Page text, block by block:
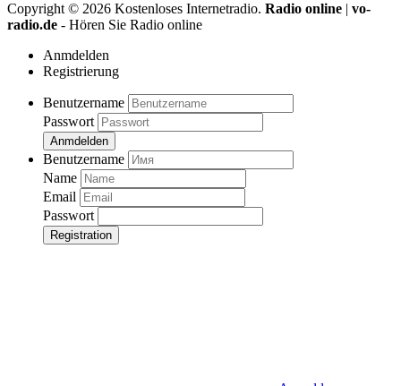
Copyright © 2026 Kostenloses Internetradio. Radio online | vo-
radio.de - Hören Sie Radio online
Anmdelden
Registrierung
Benutzername
Passwort
Anmdelden
Benutzername
Name
Email
Passwort
Registration